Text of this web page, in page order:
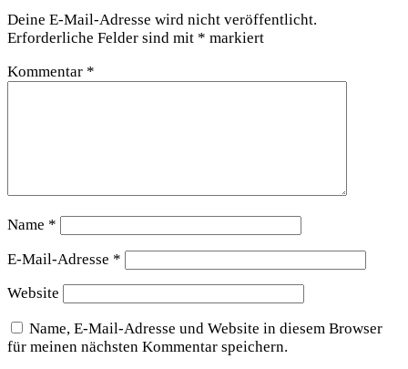
Deine E-Mail-Adresse wird nicht veröffentlicht.
Erforderliche Felder sind mit * markiert
Kommentar *
Name *
E-Mail-Adresse *
Website
Name, E-Mail-Adresse und Website in diesem Browser
für meinen nächsten Kommentar speichern.